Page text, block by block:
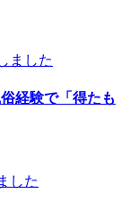
ました
経験で「得たも
した